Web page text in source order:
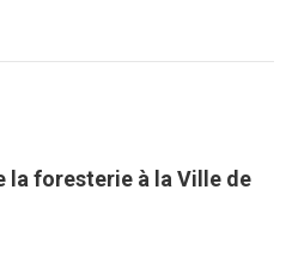
la foresterie à la Ville de